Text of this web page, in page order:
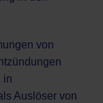
von
in
Auslöser von